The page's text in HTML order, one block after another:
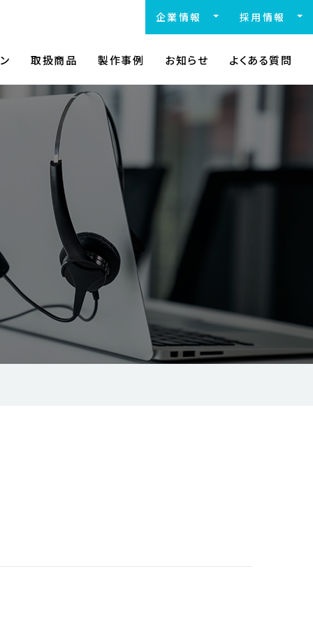
取扱商品 製作事例 お知らせ よくある質問
企業情報 採用情報